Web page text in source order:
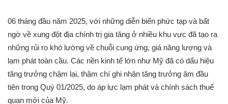
06 tháng đầu năm 2025, với những diễn biến phức tạp và bất
ngờ về xung đột địa chính trị gia tăng ở nhiều khu vực đã tạo ra
những rủi ro khó lường về chuỗi cung ứng, giá năng lượng và
lạm phát toàn cầu. Các nền kinh tế lớn như Mỹ đã có dấu hiệu
tăng trưởng chậm lại, thậm chí ghi nhận tăng trưởng âm đầu
tiên trong Quý 01/2025, do áp lực lạm phát và chính sách thuế
quan mới của Mỹ.